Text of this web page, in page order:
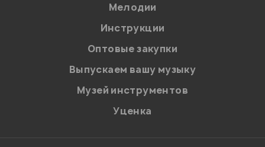
на обработку персональных данных в
Политикой в отношении обработки
персональных данных.
Введите проверочное число:
Мелодии
Инструкции
Оптовые закупки
Выпускаем вашу музыку
Музей инструментов
Уценка